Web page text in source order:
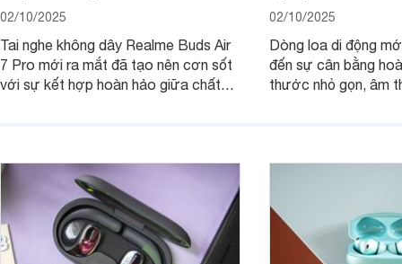
02/10/2025
Tai nghe không dây Realme Buds Air
7 Pro mới ra mắt đã tạo nên cơn sốt
với sự kết hợp hoàn hảo giữa chất
02/10/2025
Dòng loa di động
đến sự cân bằng
thước nhỏ gọn, âm